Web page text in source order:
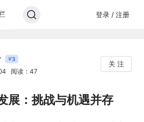
登录 / 注册
V3
阅读：47
关 注
展：挑战与机遇并存